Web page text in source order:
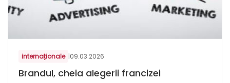
internaționale |09.03.2026
Brandul, cheia alegerii francizei